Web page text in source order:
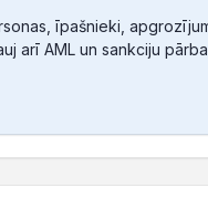
īpašnieki,
arī AML un sankciju